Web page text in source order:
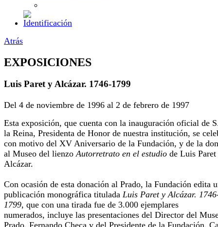
Atrás
EXPOSICIONES
Luis Paret y Alcázar. 1746-1799
Del 4 de noviembre de 1996 al 2 de febrero de 1997
Esta exposición, que cuenta con la inauguración oficial de
la Reina, Presidenta de Honor de nuestra institución, se
con motivo del XV Aniversario de la Fundación, y de la
al Museo del lienzo Autorretrato en el estudio de Luis
Alcázar.
Con ocasión de esta donación al Prado, la Fundación edita
publicación monográfica titulada Luis Paret y Alcázar.
1799, que con una tirada fue de 3.000 ejemplares
numerados, incluye las presentaciones del Director del
Prado, Fernando Checa y del Presidente de la Fundación,